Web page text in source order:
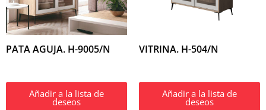
PATA AGUJA. H-9005/N
Añadir a la lista de
deseos
VITRINA. H-504/N
Añadir a la lista de
deseos